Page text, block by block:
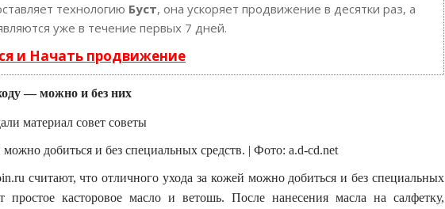
технологию Буст, она ускоряет продвижение в десятки раз, а
уже в течение первых 7 дней.
и Начать продвижение
— можно и без них
добиться и без специальных средств. | Фото: a.d-cd.net
считают, что отличного ухода за кожей можно добиться и без специальных
касторовое масло и ветошь. После нанесения масла на салфетку,